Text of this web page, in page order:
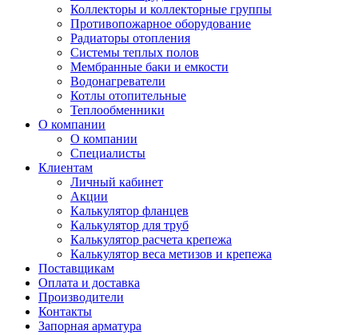
Коллекторы и коллекторные группы
Противопожарное оборудование
Радиаторы отопления
Системы теплых полов
Мембранные баки и емкости
Водонагреватели
Котлы отопительные
Теплообменники
О компании
О компании
Специалисты
Клиентам
Личный кабинет
Акции
Калькулятор фланцев
Калькулятор для труб
Калькулятор расчета крепежа
Калькулятор веса метизов и крепежа
Поставщикам
Оплата и доставка
Производители
Контакты
Запорная арматура